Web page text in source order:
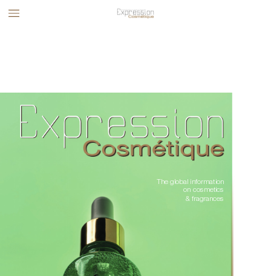
The global information
on cosmetics
& fragrances